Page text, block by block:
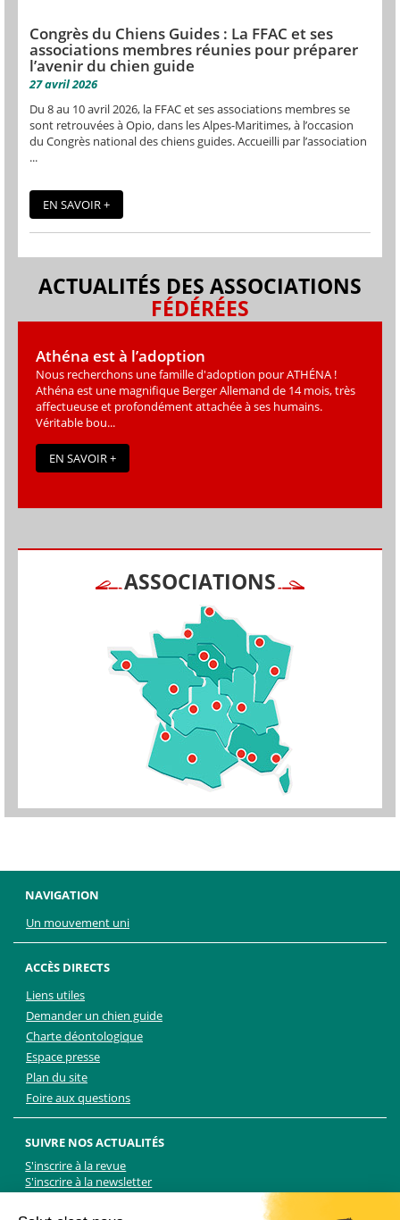
Congrès du Chiens Guides : La FFAC et ses
associations membres réunies pour préparer
l’avenir du chien guide
27 avril 2026
Du 8 au 10 avril 2026, la FFAC et ses associations membres se
sont retrouvées à Opio, dans les Alpes-Maritimes, à l’occasion
du Congrès national des chiens guides. Accueilli par l’association
...
EN SAVOIR +
ACTUALITÉS DES ASSOCIATIONS
FÉDÉRÉES
Athéna est à l’adoption
Nous recherchons une famille d'adoption pour ATHÉNA !
Athéna est une magniﬁque Berger Allemand de 14 mois, très
affectueuse et profondément attachée à ses humains.
Véritable bou...
EN SAVOIR +
ASSOCIATIONS
NAVIGATION
Un mouvement uni
ACCÈS DIRECTS
Liens utiles
Demander un chien guide
Charte déontologique
Espace presse
Plan du site
Foire aux questions
SUIVRE NOS ACTUALITÉS
S'inscrire à la revue
S'inscrire à la newsletter
TikTok